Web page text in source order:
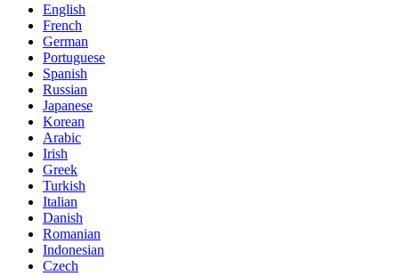
English
French
German
Portuguese
Spanish
Russian
Japanese
Korean
Arabic
Irish
Greek
Turkish
Italian
Danish
Romanian
Indonesian
Czech